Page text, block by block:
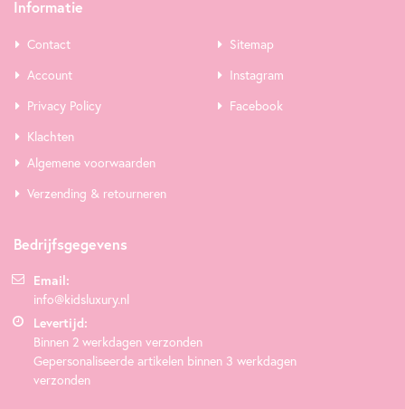
Informatie
Contact
Account
Privacy Policy
Klachten
Sitemap
Instagram
Facebook
Algemene voorwaarden
Verzending & retourneren
Bedrijfsgegevens
Email:
info@kidsluxury.nl
Levertijd:
Binnen 2 werkdagen verzonden
Gepersonaliseerde artikelen binnen 3 werkdagen
verzonden